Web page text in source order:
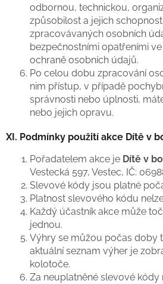
odbornou, technickou,
způsobilost a jejich
zpracovávaných osobních
bezpečnostními opatřeními
ochraně osobních údajů.
Po celou dobu zpracování
nim přístup, v případě
správnosti nebo úplnosti,
nebo jejich opravu.
XI. Podmínky použití akce Dítě v
Pořadatelem akce je Dítě v
Vestecká 597, Vestec, IČ:
Slevové kódy jsou platné
Platnost slevového kódu
Každý účastník akce může
jednou.
Výhry se můžou počas doby
aktuální seznam výher je
kolotoče.
Za neuplatněné slevové kódy